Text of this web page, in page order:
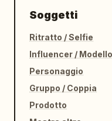
Soggetti
Ritratto / Selfie
Influencer /
Personaggio
Gruppo / Coppia
Prodotto